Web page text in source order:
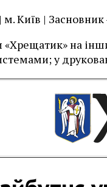
м. Київ |
«Хрещатик» на
у